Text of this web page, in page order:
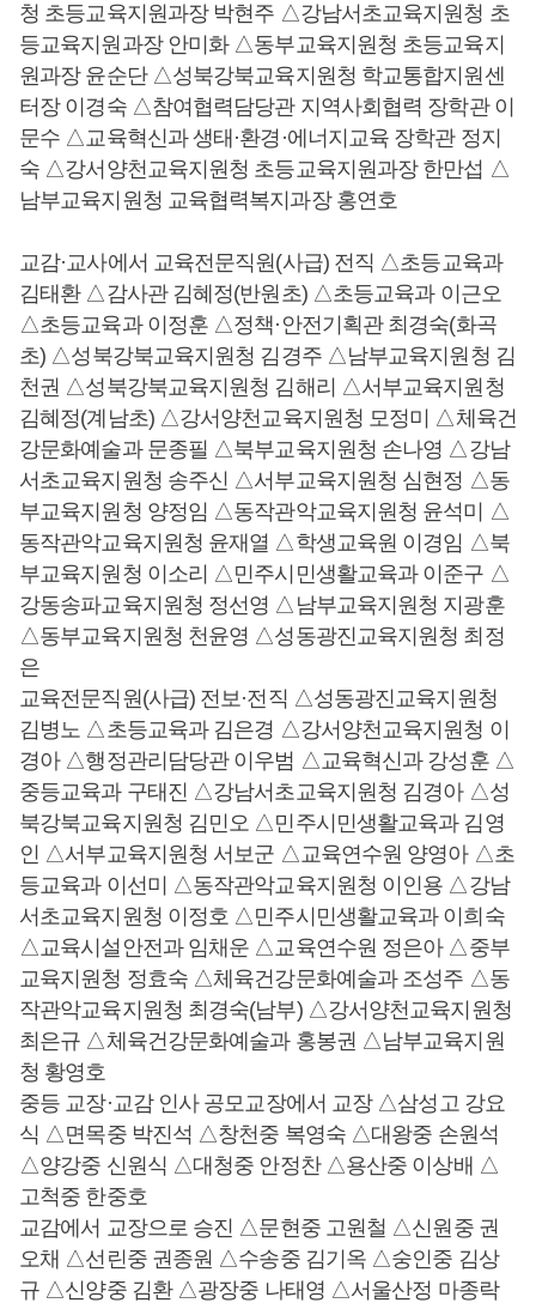
청 초등교육지원과장 박현주 △강남서초교육지원청 초
등교육지원과장 안미화 △동부교육지원청 초등교육지
원과장 윤순단 △성북강북교육지원청 학교통합지원센
터장 이경숙 △참여협력담당관 지역사회협력 장학관 이
문수 △교육혁신과 생태·환경·에너지교육 장학관 정지
숙 △강서양천교육지원청 초등교육지원과장 한만섭 △
남부교육지원청 교육협력복지과장 홍연호
교감·교사에서 교육전문직원(사급) 전직 △초등교육과
김태환 △감사관 김혜정(반원초) △초등교육과 이근오
△초등교육과 이정훈 △정책·안전기획관 최경숙(화곡
초) △성북강북교육지원청 김경주 △남부교육지원청 김
천권 △성북강북교육지원청 김해리 △서부교육지원청
김혜정(계남초) △강서양천교육지원청 모정미 △체육건
강문화예술과 문종필 △북부교육지원청 손나영 △강남
서초교육지원청 송주신 △서부교육지원청 심현정 △동
부교육지원청 양정임 △동작관악교육지원청 윤석미 △
동작관악교육지원청 윤재열 △학생교육원 이경임 △북
부교육지원청 이소리 △민주시민생활교육과 이준구 △
강동송파교육지원청 정선영 △남부교육지원청 지광훈
△동부교육지원청 천윤영 △성동광진교육지원청 최정
은
교육전문직원(사급) 전보·전직 △성동광진교육지원청
김병노 △초등교육과 김은경 △강서양천교육지원청 이
경아 △행정관리담당관 이우범 △교육혁신과 강성훈 △
중등교육과 구태진 △강남서초교육지원청 김경아 △성
북강북교육지원청 김민오 △민주시민생활교육과 김영
인 △서부교육지원청 서보군 △교육연수원 양영아 △초
등교육과 이선미 △동작관악교육지원청 이인용 △강남
서초교육지원청 이정호 △민주시민생활교육과 이희숙
△교육시설안전과 임채운 △교육연수원 정은아 △중부
교육지원청 정효숙 △체육건강문화예술과 조성주 △동
작관악교육지원청 최경숙(남부) △강서양천교육지원청
최은규 △체육건강문화예술과 홍봉권 △남부교육지원
청 황영호
중등 교장·교감 인사 공모교장에서 교장 △삼성고 강요
식 △면목중 박진석 △창천중 복영숙 △대왕중 손원석
△양강중 신원식 △대청중 안정찬 △용산중 이상배 △
고척중 한중호
교감에서 교장으로 승진 △문현중 고원철 △신원중 권
오채 △선린중 권종원 △수송중 김기옥 △숭인중 김상
규 △신양중 김환 △광장중 나태영 △서울산정 마종락